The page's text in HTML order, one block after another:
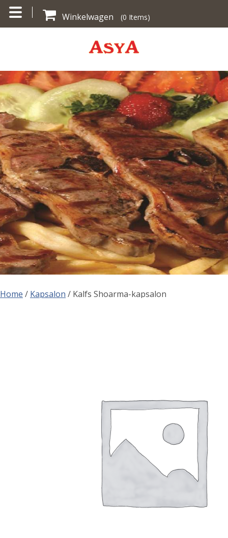
Winkelwagen (0 Items)
Home / Kapsalon / Kalfs Shoarma-kapsalon